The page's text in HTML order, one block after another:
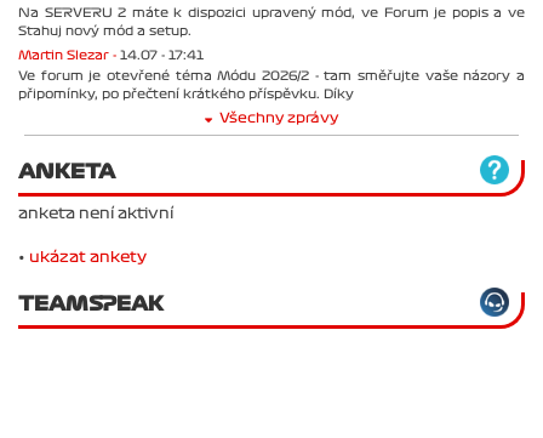
Na SERVERU 2 máte k dispozici upravený mód, ve Forum je popis a ve
Stahuj nový mód a setup.
Martin Slezar - 14.07 - 17:41
Ve forum je otevřené téma Módu 2026/2 - tam směřujte vaše názory a
připomínky, po přečtení krátkého příspěvku. Díky
Všechny zprávy
ANKETA
anketa není aktivní
• ukázat ankety
TEAMSPEAK